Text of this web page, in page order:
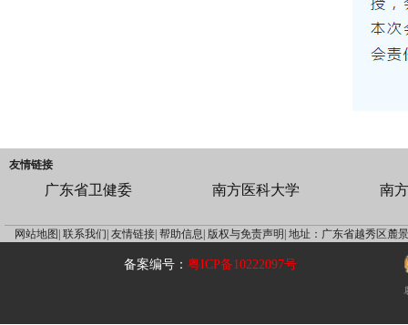
友情链接
广东省卫健委 南方医科大学 南
网站地图| 联系我们| 友情链接| 帮助信息| 版权与免责声明| 地址：广东省越秀区麓
备案编号：粤ICP备10222097号